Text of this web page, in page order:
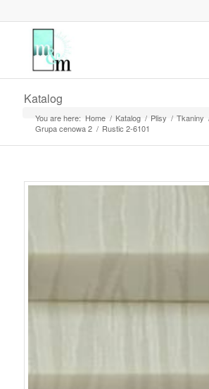
Katalog
You are here: Home / Katalog / Plisy / Tkaniny
Grupa cenowa 2 / Rustic 2-6101